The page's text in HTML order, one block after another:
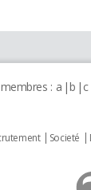
: a b c
Societé